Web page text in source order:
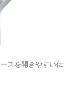
スを開きやすい伝